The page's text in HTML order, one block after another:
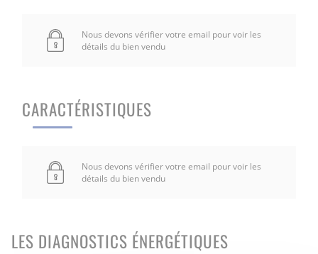
Nous devons vérifier votre email pour voir les
détails du bien vendu
CARACTÉRISTIQUES
Nous devons vérifier votre email pour voir les
détails du bien vendu
LES DIAGNOSTICS ÉNERGÉTIQUES